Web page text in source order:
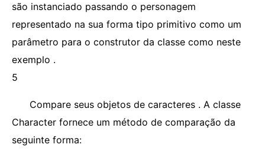
são instanciado passando o personagem
representado na sua forma tipo primitivo como um
parâmetro para o construtor da classe como neste
exemplo .
5
Compare seus objetos de caracteres . A classe
Character fornece um método de comparação da
seguinte forma: